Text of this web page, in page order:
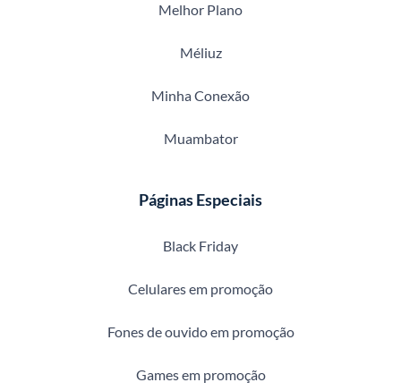
Melhor Plano
Méliuz
Minha Conexão
Muambator
Páginas Especiais
Black Friday
Celulares em promoção
Fones de ouvido em promoção
Games em promoção